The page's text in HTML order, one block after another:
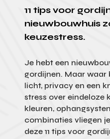
11 tips voor
nieuwbouwhuis
keuzestress.
Je hebt een
gordijnen. Maar waar
licht, privacy en een
stress over eindeloze
kleuren,
combinaties vliegen
deze 11 tips voor